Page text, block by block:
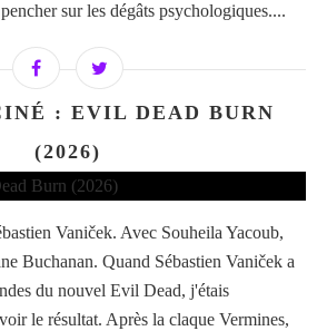
sur les dégâts psychologiques....
: EVIL DEAD BURN
(2026)
Vaniček. Avec Souheila Yacoub,
Buchanan. Quand Sébastien Vaniček a
du nouvel Evil Dead, j'étais
le résultat. Après la claque Vermines,